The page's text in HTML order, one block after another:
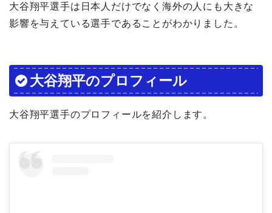
大谷翔平選手は日本人だけでなく海外の人にも大きな
影響を与えている選手であることがわかりました。
大谷翔平のプロフィール
大谷翔平選手のプロフィールを紹介します。